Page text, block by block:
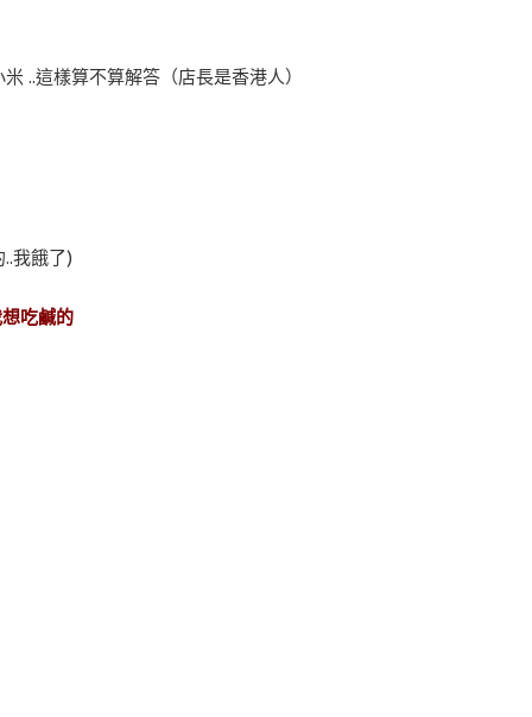
..這樣算不算解答（店長是香港人）
我餓了)
吃鹹的